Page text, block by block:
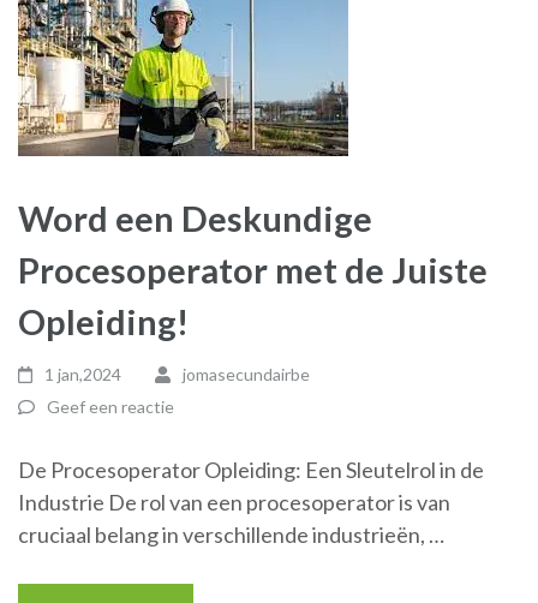
Word een Deskundige
Procesoperator met de Juiste
Opleiding!
1 jan,2024
jomasecundairbe
Geef een reactie
De Procesoperator Opleiding: Een Sleutelrol in de
Industrie De rol van een procesoperator is van
cruciaal belang in verschillende industrieën, …